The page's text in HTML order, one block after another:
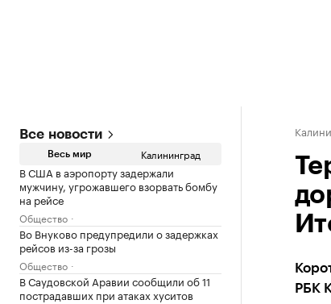
Все новости
Весь мир Калининград
В США в аэропорту задержали
мужчину, угрожавшего взорвать бомбу
на рейсе
Общество
Во Внуково предупредили о задержках
рейсов из-за грозы
Общество
В Саудовской Аравии сообщили об 11
пострадавших при атаках хуситов
РБК